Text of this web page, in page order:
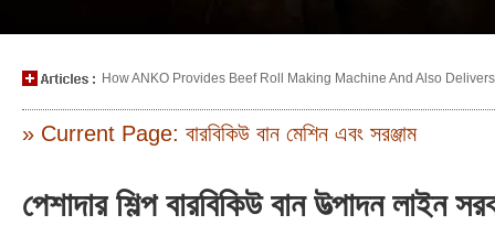
How ANKO Provides Beef Roll Making Machine And Also
» Current Page: বারবিকিউ বান মেশিন এবং সরঞ্জাম
পেশাদার শিল্প বারবিকিউ বান উত্পাদন লাইন